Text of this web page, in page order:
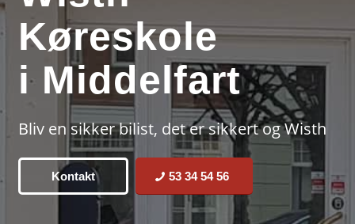
Køreskole
i Middelfart
Bliv en sikker bilist, det er sikkert og Wisth
Kontakt 53 34 54 56